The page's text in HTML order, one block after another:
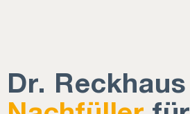
Dr. Reckhaus